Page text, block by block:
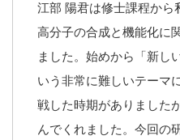
江部 陽君は修士課程から
高分子の合成と機能化に
ました。始めから「新し
いう非常に難しいテーマ
戦した時期がありました
んでくれました。今回の